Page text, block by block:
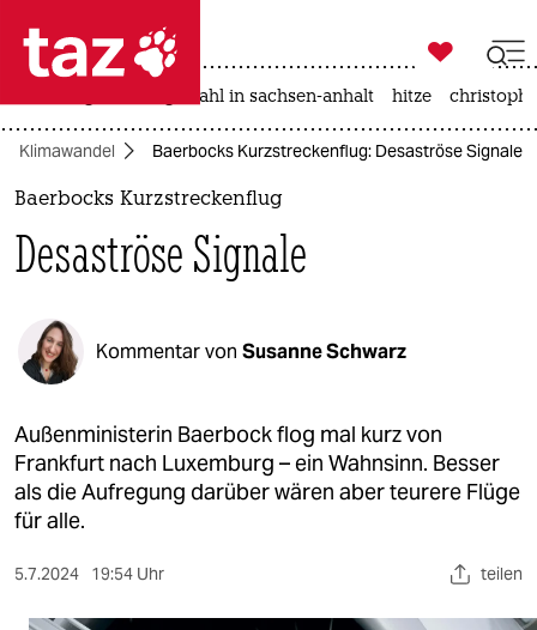
 taz zahl ich
taz zahl ich
politik
öko
gesellschaft
kultur
sport

taz zahl ich
landtagswahl in sachsen-anhalt hitze
Klimawandel Baerbocks Kurzstreckenflug: Desas­tröse Signale
Baerbocks Kurzstreckenflug
Desas­tröse Signale
Kommentar von Susanne Schwarz
Außenministerin Baerbock flog mal kurz von
Frankfurt nach Luxemburg – ein Wahnsinn. Besser
als die Aufregung darüber wären aber teurere Flüge
für alle.
5.7.2024 19:54 Uhr teilen